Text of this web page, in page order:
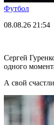
Футбол
08.08.26 21:54
Сергей
одного
А свой